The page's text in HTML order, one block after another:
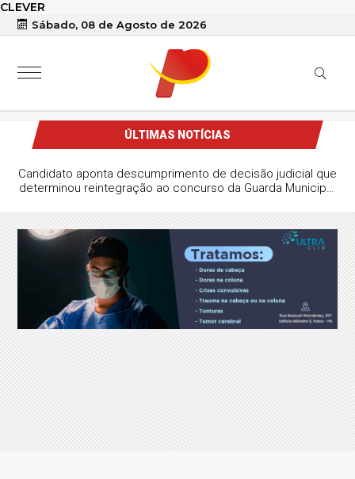
CLEVER
Sábado, 08 de Agosto de 2026
ÚLTIMAS NOTÍCIAS
Candidato aponta descumprimento de decisão judicial que
determinou reintegração ao concurso da Guarda Municipal